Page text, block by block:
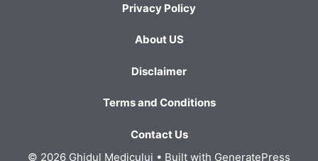
Privacy Policy
About US
Disclaimer
Terms and Conditions
Contact Us
© 2026 Ghidul Medicului • Built with GeneratePress